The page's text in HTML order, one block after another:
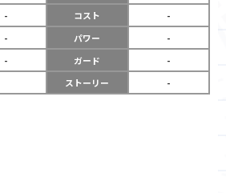
- コスト
-
- パワー
-
- ガード
-
ストーリー -